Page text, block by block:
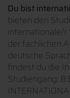
Du bist
bieten den
internationale/
der fachlichen
deutsche
findest du die
Studiengang: